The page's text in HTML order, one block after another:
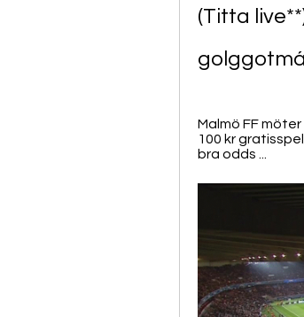
(Titta
Malmö FF
100 kr
bra odds ...